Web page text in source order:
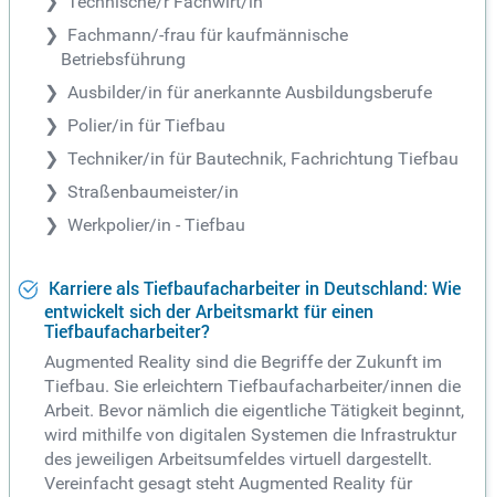
Fachmann/-frau für kaufmännische
Betriebsführung
Ausbilder/in für anerkannte Ausbildungsberufe
Polier/in für Tiefbau
Techniker/in für Bautechnik, Fachrichtung Tiefbau
Straßenbaumeister/in
Werkpolier/in - Tiefbau
Karriere als Tiefbaufacharbeiter in Deutschland: Wie
entwickelt sich der Arbeitsmarkt für einen
Tiefbaufacharbeiter?
Augmented Reality sind die Begriffe der Zukunft im
Tiefbau. Sie erleichtern Tiefbaufacharbeiter/innen die
Arbeit. Bevor nämlich die eigentliche Tätigkeit beginnt,
wird mithilfe von digitalen Systemen die Infrastruktur
des jeweiligen Arbeitsumfeldes virtuell dargestellt.
Vereinfacht gesagt steht Augmented Reality für